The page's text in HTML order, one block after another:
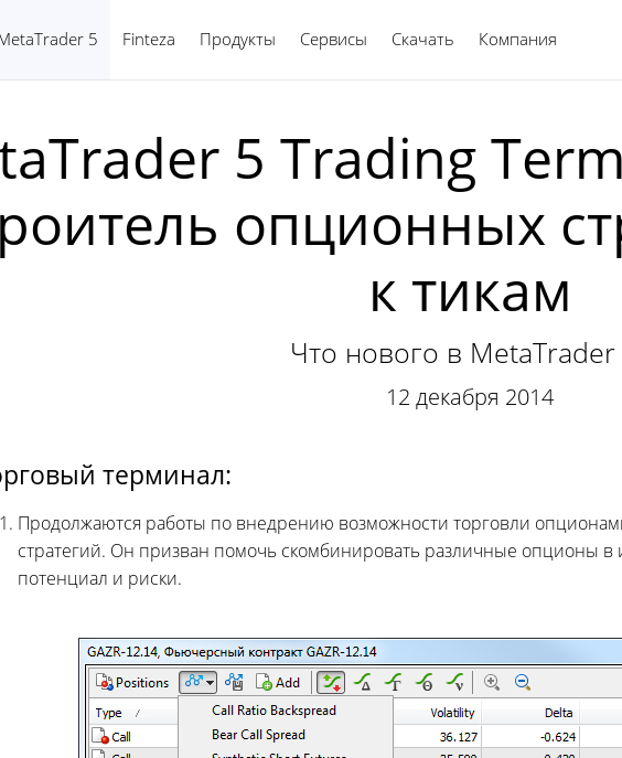
5 Finteza Продукты Сервисы Скачать Компания
5 Trading
опционных
к тикам
Что нового в MetaTrader
12 декабря 2014
терминал:
Продолжаются работы по внедрению возможности торговли
стратегий. Он призван помочь скомбинировать различные опционы
потенциал и риски.